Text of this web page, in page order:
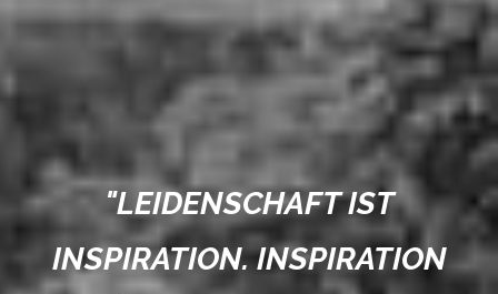
"LEIDENSCHAFT IST
INSPIRATION. INSPIRATION